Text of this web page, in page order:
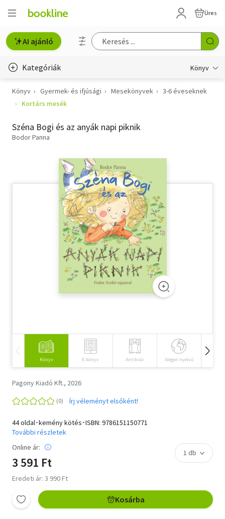
Üres
AI ajánló
Kategóriák Könyv
Életmód, egészség
Gyermek- és ifjúsági
Hobbi, szabadidő
Szótár, nyelvkönyv
Tankönyv, segédkönyv
Könyv Gyermek- és ifjúsági Mesekönyvek
3-6 éveseknek
Kortárs mesék
Széna Bogi és az anyák napi piknik
Bodor Panna
Könyv E-könyv Antikvár Idegen nyelvű
Pagony Kiadó Kft., 2026
Írj véleményt elsőként!
44 oldal･kemény kötés･ISBN: 9786151150771
További részletek
Online ár:
3 591 Ft
Eredeti ár: 3 990 Ft
Kosárba